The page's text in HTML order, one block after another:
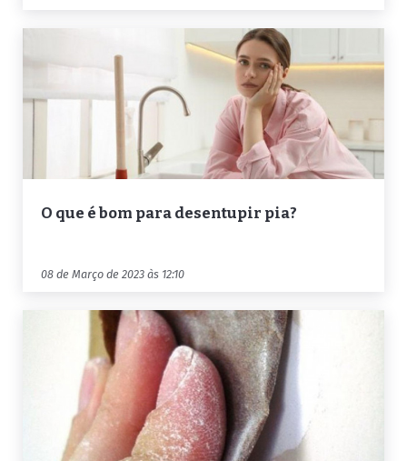
O que é bom para desentupir pia?
08 de Março de 2023 às 12:10